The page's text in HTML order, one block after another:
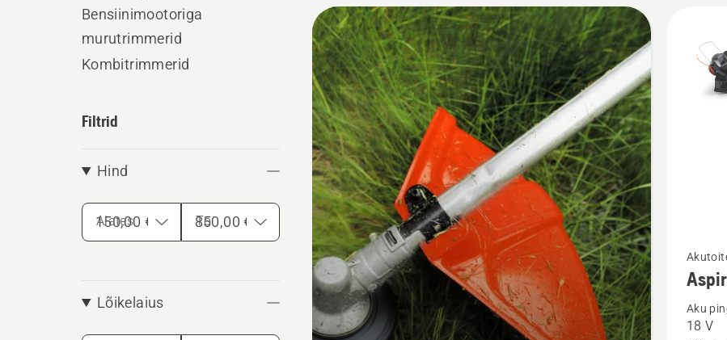
Bensiinimootoriga
murutrimmerid
Kombitrimmerid
Filtrid
Hind
Alates To
Lõikelaius
Kuva
kõik
tooted
Vaata
rohkem
toote
Aku
18 V